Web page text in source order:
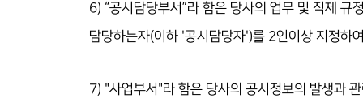
6) “공시담당부서”라 함은 당사의 업무 및 직제
담당하는자(이하 '공시담당자')를 2인이상 지정하
7) "사업부서"라 함은 당사의 공시정보의 발생과